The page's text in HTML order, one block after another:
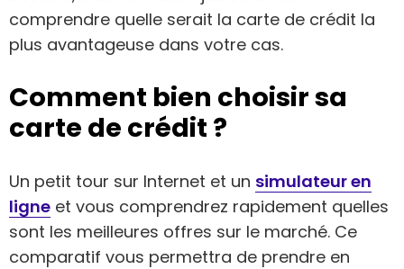
comprendre quelle serait la carte de crédit la
plus avantageuse dans votre cas.
Comment bien choisir sa
carte de crédit ?
Un petit tour sur Internet et un simulateur en
ligne et vous comprendrez rapidement quelles
sont les meilleures offres sur le marché. Ce
comparatif vous permettra de prendre en